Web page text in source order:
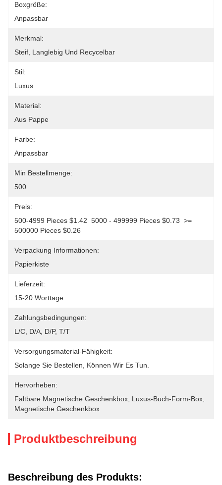
Boxgröße:
Anpassbar
Merkmal:
Steif, Langlebig Und Recycelbar
Stil:
Luxus
Material:
Aus Pappe
Farbe:
Anpassbar
Min Bestellmenge:
500
Preis:
500-4999 Pieces $1.42  5000 - 499999 Pieces $0.73  >=
500000 Pieces $0.26
Verpackung Informationen:
Papierkiste
Lieferzeit:
15-20 Worttage
Zahlungsbedingungen:
L/C, D/A, D/P, T/T
Versorgungsmaterial-Fähigkeit:
Solange Sie Bestellen, Können Wir Es Tun.
Hervorheben:
Faltbare Magnetische Geschenkbox Luxus-Buch-Form-Box
Magnetische Geschenkbox
Produktbeschreibung
Beschreibung des Produkts: